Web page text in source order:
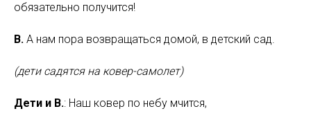
обязательно получится!
В. А нам пора возвращаться домой, в детский сад.
(дети садятся на ковер-самолет)
Дети и В.: Наш ковер по небу мчится,